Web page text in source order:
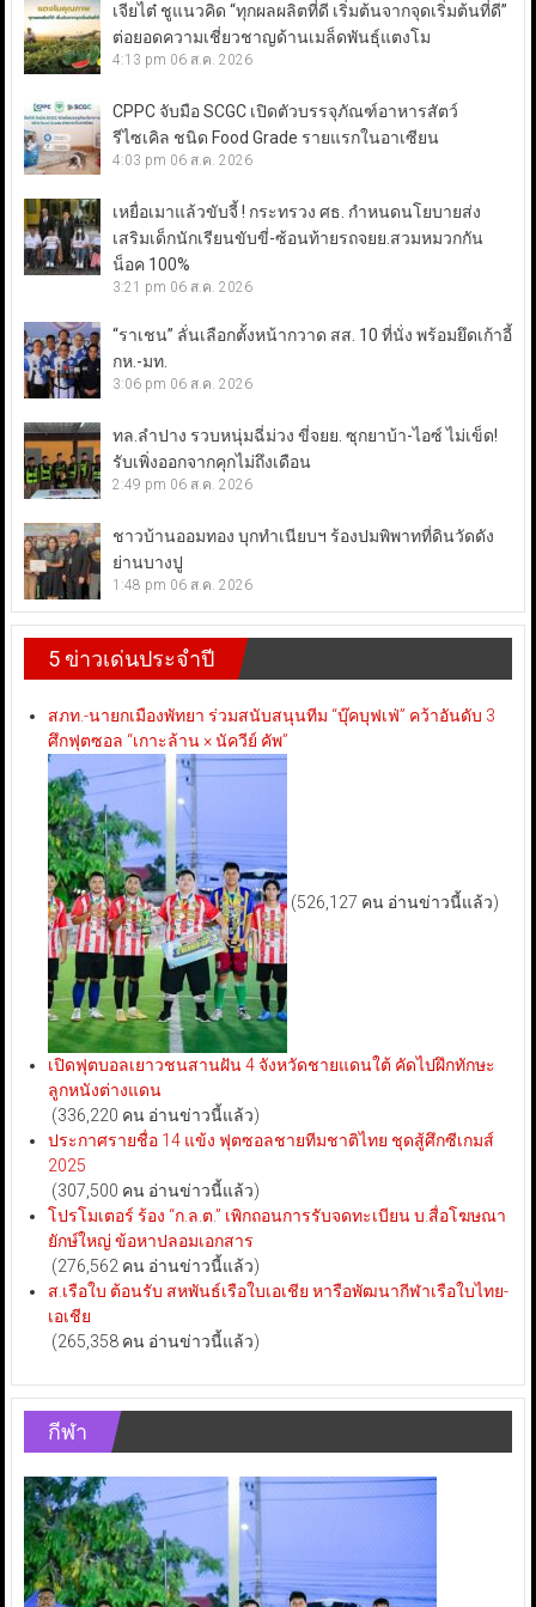
เจียไต๋ ชูแนวคิด “ทุกผลผลิตที่ดี เริ่มต้นจากจุดเริ่มต้นที่ดี”
ต่อยอดความเชี่ยวชาญด้านเมล็ดพันธุ์แตงโม
4:13 pm 06 ส.ค. 2026
CPPC จับมือ SCGC เปิดตัวบรรจุภัณฑ์อาหารสัตว์
รีไซเคิล ชนิด Food Grade รายแรกในอาเซียน
4:03 pm 06 ส.ค. 2026
เหยื่อเมาแล้วขับจี้ ! กระทรวง ศธ. กำหนดนโยบายส่ง
เสริมเด็กนักเรียนขับขี่-ซ้อนท้ายรถจยย.สวมหมวกกัน
น็อค 100%
3:21 pm 06 ส.ค. 2026
“ราเชน” ลั่นเลือกตั้งหน้ากวาด สส. 10 ที่นั่ง พร้อมยึดเก้าอี้
กห.-มท.
3:06 pm 06 ส.ค. 2026
ทล.ลำปาง รวบหนุ่มฉี่ม่วง ขี่จยย. ซุกยาบ้า-ไอซ์ ไม่เข็ด!
รับเพิ่งออกจากคุกไม่ถึงเดือน
2:49 pm 06 ส.ค. 2026
ชาวบ้านออมทอง บุกทำเนียบฯ ร้องปมพิพาทที่ดินวัดดัง
ย่านบางปู
1:48 pm 06 ส.ค. 2026
5 ข่าวเด่นประจำปี
สภท.-นายกเมืองพัทยา ร่วมสนับสนุนทีม “บุ๊คบุฟเฟ่” คว้าอันดับ 3
ศึกฟุตซอล “เกาะล้าน × นัควีย์ คัพ”
(526,127 คน อ่านข่าวนี้แล้ว)
เปิดฟุตบอลเยาวชนสานฝัน 4 จังหวัดชายแดนใต้ คัดไปฝึกทักษะ
ลูกหนังต่างแดน
(336,220 คน อ่านข่าวนี้แล้ว)
ประกาศรายชื่อ 14 แข้ง ฟุตซอลชายทีมชาติไทย ชุดสู้ศึกซีเกมส์
2025
(307,500 คน อ่านข่าวนี้แล้ว)
โปรโมเตอร์ ร้อง “ก.ล.ต.” เพิกถอนการรับจดทะเบียน บ.สื่อโฆษณา
ยักษ์ใหญ่ ข้อหาปลอมเอกสาร
(276,562 คน อ่านข่าวนี้แล้ว)
ส.เรือใบ ต้อนรับ สหพันธ์เรือใบเอเชีย หารือพัฒนากีฬาเรือใบไทย-
เอเชีย
(265,358 คน อ่านข่าวนี้แล้ว)
กีฬา